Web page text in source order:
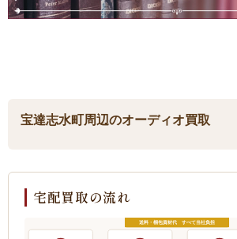
宝達志水町周辺のオーディオ買取
宅配買取の流れ
送料・梱包資材代 すべて当社負担